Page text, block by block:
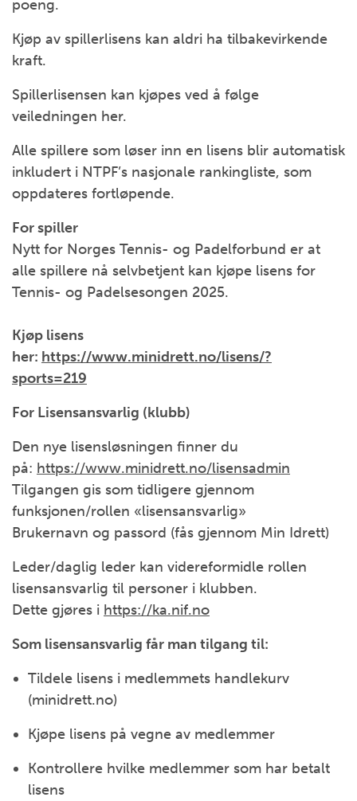
poeng.
Kjøp av spillerlisens kan aldri ha tilbakevirkende
kraft.
Spillerlisensen kan kjøpes ved å følge
veiledningen her.
Alle spillere som løser inn en lisens blir automatisk
inkludert i NTPF’s nasjonale rankingliste, som
oppdateres fortløpende.
For spiller
Nytt for Norges Tennis- og Padelforbund er at
alle spillere nå selvbetjent kan kjøpe lisens for
Tennis- og Padelsesongen 2025.
Kjøp lisens
her: https://www.minidrett.no/lisens/?
sports=219
For Lisensansvarlig (klubb)
Den nye lisensløsningen finner du
på: https://www.minidrett.no/lisensadmin
Tilgangen gis som tidligere gjennom
funksjonen/rollen «lisensansvarlig»
Brukernavn og passord (fås gjennom Min Idrett)
Leder/daglig leder kan videreformidle rollen
lisensansvarlig til personer i klubben.
Dette gjøres i https://ka.nif.no
Som lisensansvarlig får man tilgang til:
Tildele lisens i medlemmets handlekurv
(minidrett.no)
Kjøpe lisens på vegne av medlemmer
Kontrollere hvilke medlemmer som har betalt
lisens